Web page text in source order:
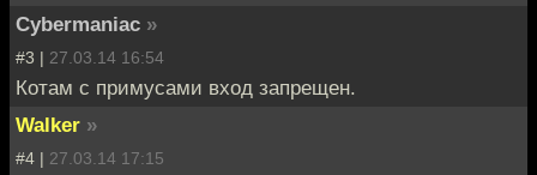
Cybermaniac »
#3 | 27.03.14 16:54
Котам с примусами вход запрещен.
Walker »
#4 | 27.03.14 17:15